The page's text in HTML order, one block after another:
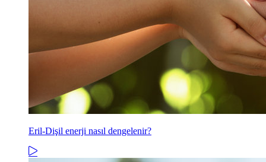
Eril-Dişil enerji nasıl dengelenir?